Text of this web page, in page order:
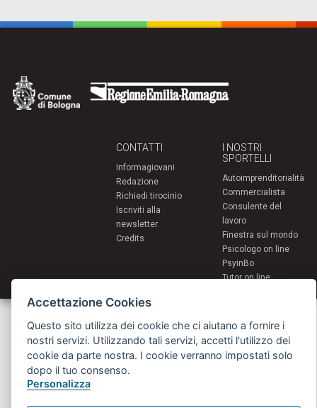
CONTATTI
Informagiovani
Redazione
Richiedi tirocinio
Iscriviti alla
newsletter
Credits
I NOSTRI
SPORTELLI
Autoimprenditorialità
Commercialista
Consulente del
lavoro
Finestra sul mondo
Psicologo on line
PsyinBo
Tutor on line
Comune di Bologna | Piazza Maggiore 6 - 40124 Bologna
Accettazione Cookies
Questo sito utilizza dei cookie che ci aiutano a fornire i
nostri servizi. Utilizzando tali servizi, accetti l'utilizzo dei
cookie da parte nostra. I cookie verranno impostati solo
dopo il tuo consenso.
Personalizza